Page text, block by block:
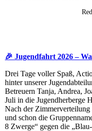
🎉 Jugendfahrt 2026 –
Drei Tage voller Spaß,
hinter unserer
Betreuern Tanja, Andrea,
Juli in die Jugendherberge
Nach der
und schon die
8 Zwerge“ gegen die